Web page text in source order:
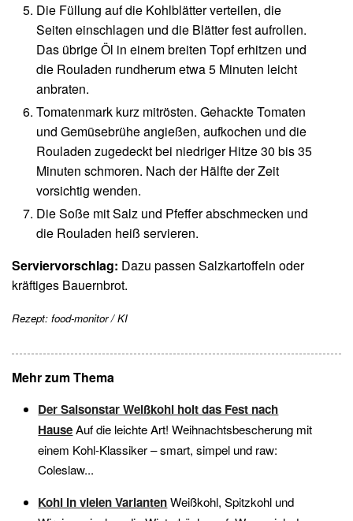
Die Füllung auf die Kohlblätter verteilen, die
Seiten einschlagen und die Blätter fest aufrollen.
Das übrige Öl in einem breiten Topf erhitzen und
die Rouladen rundherum etwa 5 Minuten leicht
anbraten.
Tomatenmark kurz mitrösten. Gehackte Tomaten
und Gemüsebrühe angießen, aufkochen und die
Rouladen zugedeckt bei niedriger Hitze 30 bis 35
Minuten schmoren. Nach der Hälfte der Zeit
vorsichtig wenden.
Die Soße mit Salz und Pfeffer abschmecken und
die Rouladen heiß servieren.
Serviervorschlag: Dazu passen Salzkartoffeln oder
kräftiges Bauernbrot.
Rezept: food-monitor / KI
Mehr zum Thema
Der Saisonstar Weißkohl holt das Fest nach
HauseAuf die leichte Art! Weihnachtsbescherung mit
einem Kohl-Klassiker – smart, simpel und raw:
Coleslaw...
Kohl in vielen VariantenWeißkohl, Spitzkohl und